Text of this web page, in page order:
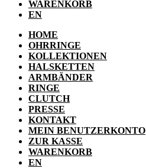
WARENKORB
EN
HOME
OHRRINGE
KOLLEKTIONEN
HALSKETTEN
ARMBÄNDER
RINGE
CLUTCH
PRESSE
KONTAKT
MEIN BENUTZERKONTO
ZUR KASSE
WARENKORB
EN